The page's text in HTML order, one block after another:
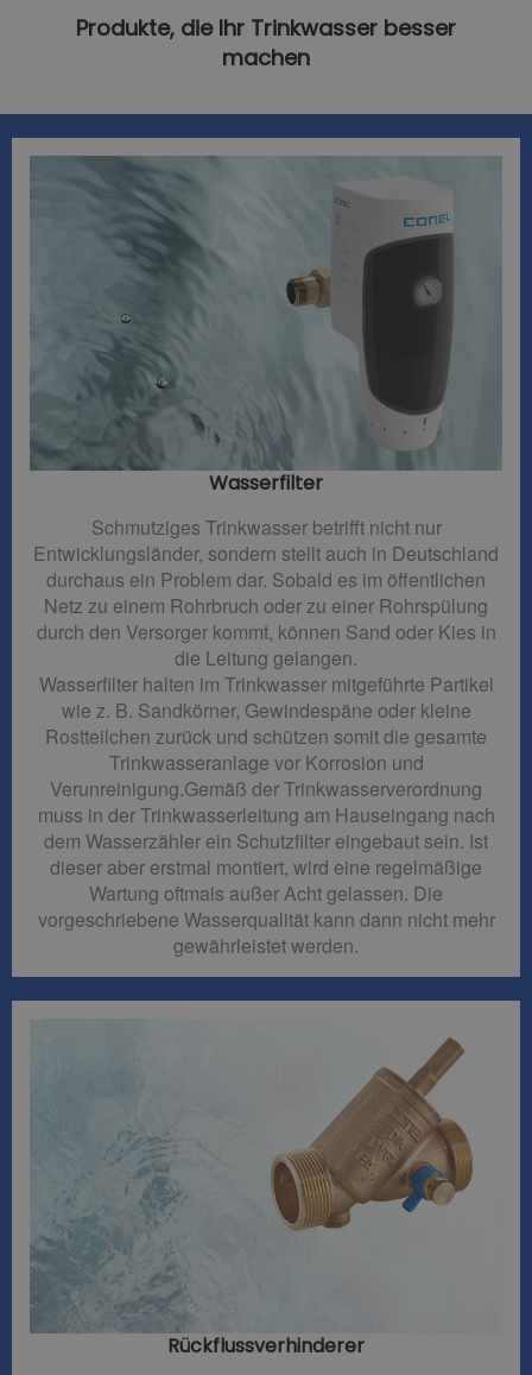
Produkte, die Ihr Trinkwasser besser
machen
Wasserfilter​
Schmutziges Trinkwasser betrifft nicht nur
Entwicklungsländer, sondern stellt auch in Deutschland
durchaus ein Problem dar. Sobald es im öffentlichen
Netz zu einem Rohrbruch oder zu einer Rohrspülung
durch den Versorger kommt, können Sand oder Kies in
die Leitung gelangen.
Wasserfilter halten im Trinkwasser mitgeführte Partikel
wie z. B. Sandkörner, Gewindespäne oder kleine
Rostteilchen zurück und schützen somit die gesamte
Trinkwasseranlage vor Korrosion und
Verunreinigung.Gemäß der Trinkwasserverordnung
muss in der Trinkwasserleitung am Hauseingang nach
dem Wasserzähler ein Schutzfilter eingebaut sein. Ist
dieser aber erstmal montiert, wird eine regelmäßige
Wartung oftmals außer Acht gelassen. Die
vorgeschriebene Wasserqualität kann dann nicht mehr
gewährleistet werden.
Rückflussverhinderer​